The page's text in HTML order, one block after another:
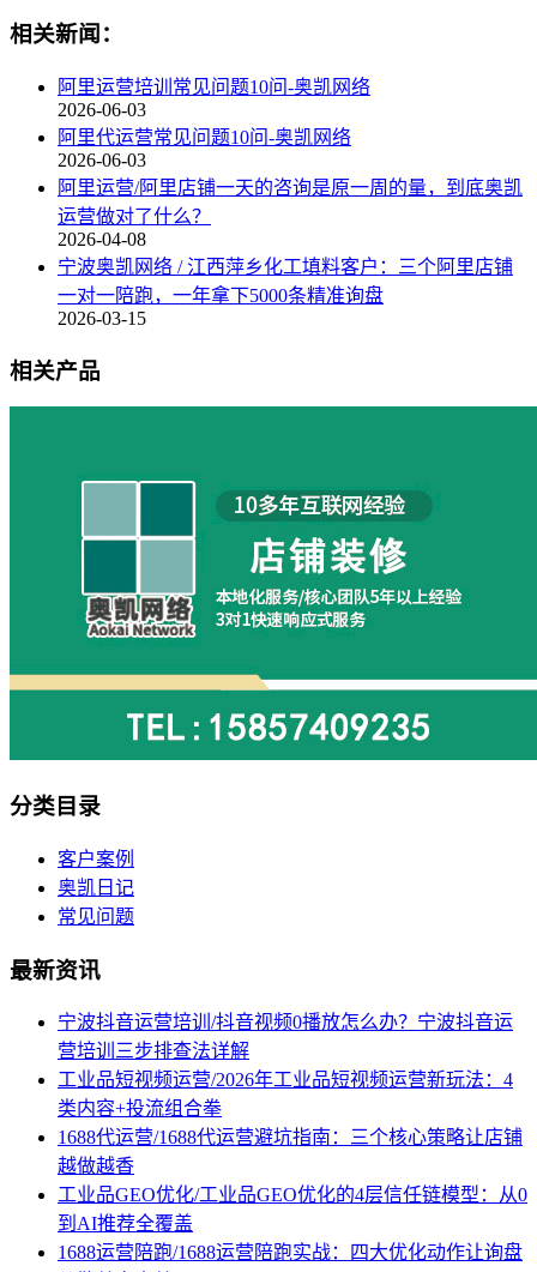
相关新闻：
阿里运营培训常见问题10问-奥凯网络
2026-06-03
阿里代运营常见问题10问-奥凯网络
2026-06-03
阿里运营/阿里店铺一天的咨询是原一周的量，到底奥凯
运营做对了什么？
2026-04-08
宁波奥凯网络 / 江西萍乡化工填料客户：三个阿里店铺
一对一陪跑，一年拿下5000条精准询盘
2026-03-15
相关产品
分类目录
客户案例
奥凯日记
常见问题
最新资讯
宁波抖音运营培训/抖音视频0播放怎么办？宁波抖音运
营培训三步排查法详解
工业品短视频运营/2026年工业品短视频运营新玩法：4
类内容+投流组合拳
1688代运营/1688代运营避坑指南：三个核心策略让店铺
越做越香
工业品GEO优化/工业品GEO优化的4层信任链模型：从0
到AI推荐全覆盖
1688运营陪跑/1688运营陪跑实战：四大优化动作让询盘